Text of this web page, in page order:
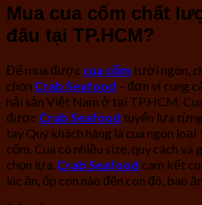
Mua cua cốm chất
đâu tại TP.HCM?
Để mua được cua cốm tươi ngon,
chọn Crab Seafood – đơn vị cung
hải sản Việt Nam ở tại TP.HCM.
được Crab Seafood tuyển lựa
tay Quý khách hàng là cua ngon
cốm. Cua có nhiều size, quy cách và
chọn lựa. Crab Seafood cam kết
lúc ăn, ốp con nào đền con đó, bao